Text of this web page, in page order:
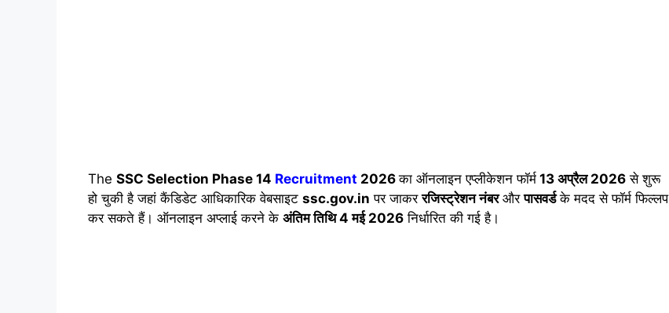
The SSC Selection Phase 14 Recruitment 2026का ऑनलाइन एप्लीकेशन फॉर्म 13 अप्रैल 2026 से शुरू
हो चुकी है जहां कैंडिडेट आधिकारिक वेबसाइट ssc.gov.in पर जाकररजिस्ट्रेशन नंबरऔरपासवर्डके मदद से फॉर्म फिल्लप
कर सकते हैं। ऑनलाइन अप्लाई करने के अंतिम तिथि 4 मई 2026 निर्धारित की गई है।